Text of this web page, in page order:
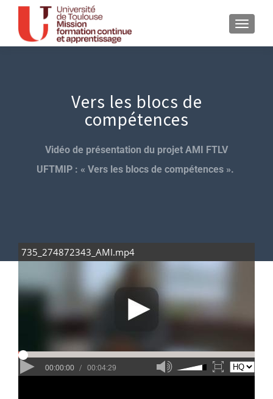
Vers les blocs de
compétences
Vidéo de présentation du projet AMI FTLV
UFTMIP : « Vers les blocs de compétences ».